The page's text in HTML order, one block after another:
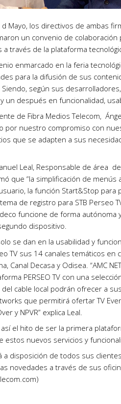
Mayo, los directivos de ambas
un convenio de
través de la plataforma
enmarcado en la feria
para la difusión de sus
según sus
un después en funcionalidad,
de Fibra Medios Telecom,
por nuestro compromiso con
que se adapten a sus
Leal, Responsable de área de
que “la simplificación de
la función Start&Stop
de registro para STB Perseo
funcione de forma autónoma
dispositivo.
se dan en la usabilidad y
TV sus 14 canales temáticos en
Canal Decasa y Odisea. “AMC
PERSEO TV con una
cable local podrán ofrecer a
que permitirá ofertar TV
y NPVR” explica Leal.
el hito de ser la primera
estos nuevos servicios y
a disposición de todos sus
novedades a través de sus